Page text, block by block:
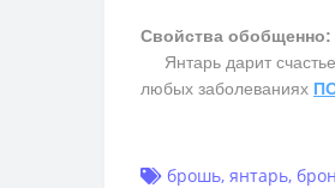
Свойства обобщенно:
Янтарь дарит счастье
любых заболеваниях
брошь, янтарь,